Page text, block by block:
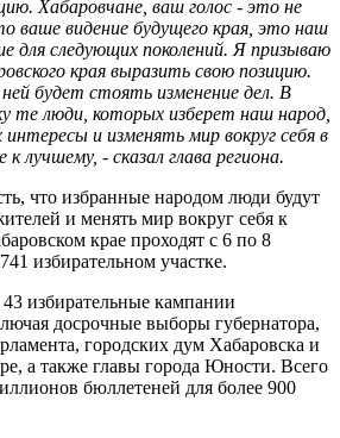
Хабаровчане, ваш голос - это не
ваше видение будущего края, это наш
для следующих поколений. Я призываю
края выразить свою позицию.
будет стоять изменение дел. В
те люди, которых изберет наш народ,
и изменять мир вокруг себя в
к лучшему, - сказал глава региона.
что избранные народом люди будут
и менять мир вокруг себя к
крае проходят с 6 по 8
избирательном участке.
избирательные кампании
досрочные выборы губернатора,
городских дум Хабаровска и
а также главы города Юности. Всего
бюллетеней для более 900